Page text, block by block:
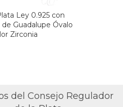
Ley 0.925 con
Guadalupe Óvalo
Zirconia
del Consejo Regulador